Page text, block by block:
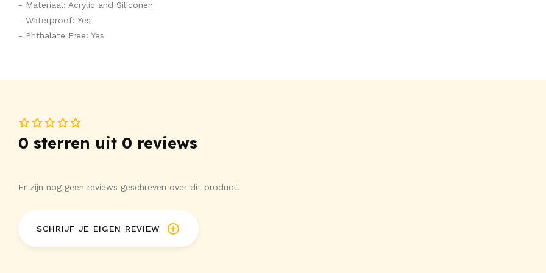
- Materiaal: Acrylic and Siliconen
- Waterproof: Yes
- Phthalate Free: Yes
0 sterren uit 0 reviews
Er zijn nog geen reviews geschreven over dit product.
SCHRIJF JE EIGEN REVIEW